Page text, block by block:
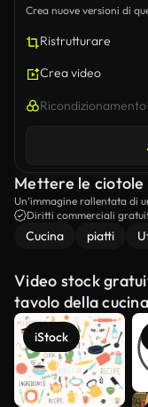
Crea nuove versioni di
Ristrutturare
Crea video
Ricondizionamento
Mettere le ciotole
Un’immagine rallentata di
cucina.
Diritti commerciali
Cucina piatti
Video stock
tavolo della cucina
iStock